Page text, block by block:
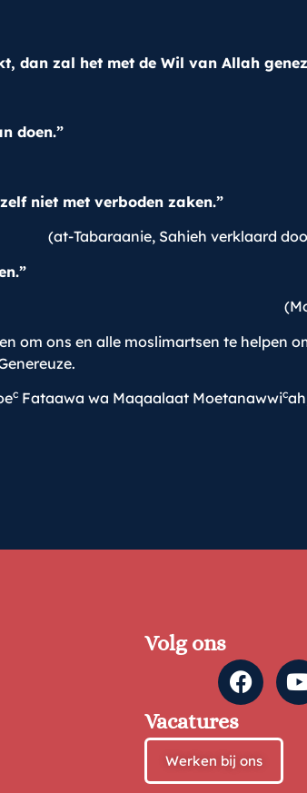
dan zal het met de Wil van Allah
doen.”
niet met verboden zaken.”
(at-Tabaraanie, Sahieh verklaard
om ons en alle moslimartsen te helpen
c Fataawa wa Maqaalaat Moetanawwic
Volg ons
Vacatures
Werken bij ons